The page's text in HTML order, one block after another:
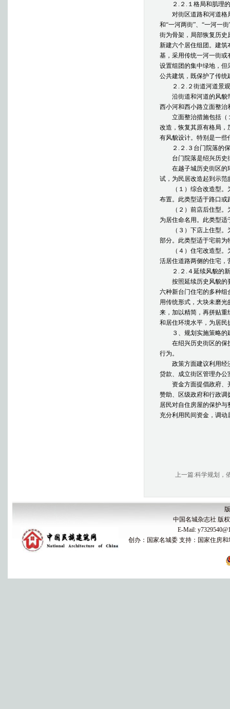
２.２.１格局和肌理
对街区道路和河道格局
和“一河两街”、“一河一
街为骨架，局部恢复历
新建六个居住组团。建筑
基，采用传统一河一街
设置组团的集中绿地，但
公共建筑，既保护了传
２.２.２街道河道景
沿街道和河道的风貌带
西小河和西小路立面整
立面整治措施包括（１
改造，恢复其原有格局
有风貌设计。特别是一
２.２.３台门院落的
台门院落是绍兴历史街
在越子城历史街区的环
试，为民居改造起到示范
（１）综合改造型。为
布置。此类型适于路口或
（２）前店后住型。为
为居住命名用。此类型
（３）下店上住型。为
部分。此类型适于宅前
（４）住宅改造型。为
活居住道路两侧的住宅，
２.２.４延续风貌的
按照延续历史风貌的要
六种新台门住宅的多种
用传统形式，大块未磨
来，加以精简，再拼贴
和居住环境水平，为居
３、规划实施策略的
在绍兴历史街区的保护
行为。
政策方面建议利用经济
贷款、成立街区管理办
资金方面提倡政府、开
赞助、区级政府和行政
居民对自住房屋的保护
充分利用民间资金，调
上一篇:科学规划，
中国名城杂志社 版权
E-Mail:
创办：国家名城委 支持：国家住房